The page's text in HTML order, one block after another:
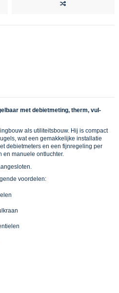
met debietmeting, therm, vul-
als utiliteitsbouw. Hij is compact
wat een gemakkelijke installatie
debietmeters en een fijnregeling per
en manuele ontluchter.
voordelen: